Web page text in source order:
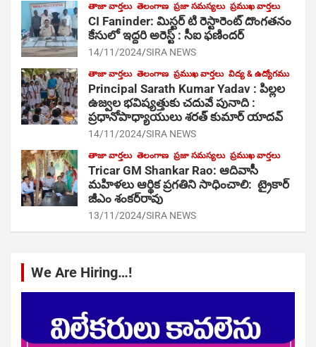
తాజా వార్తలు తెలంగాణ ప్రజా సమస్యలు ప్రముఖ వార్తలు
CI Faninder: మిస్టర్ టి రెస్టారెంట్ దొంగతనం
కేసులో ఇద్దరి అరెస్ట్ : సీఐ ఫణిందర్
14/11/2024 SIRA NEWS
తాజా వార్తలు తెలంగాణ ప్రముఖ వార్తలు విద్య & ఉద్యోగము
Principal Sarath Kumar Yadav : పిల్లల
ఉజ్వల భవిష్యత్తుకు చదువే పునాది :
ప్రధానోపాధ్యాయులు శరత్ కుమార్ యాదవ్
14/11/2024 SIRA NEWS
తాజా వార్తలు తెలంగాణ ప్రజా సమస్యలు ప్రముఖ వార్తలు
Tricar GM Shankar Rao: ఆదివాసీ
మహిళలు ఆర్థిక ప్రగతిని సాధించాలి: ట్రైకార్
జీఎం శంకర్‌రావు
13/11/2024 SIRA NEWS
We Are Hiring…!